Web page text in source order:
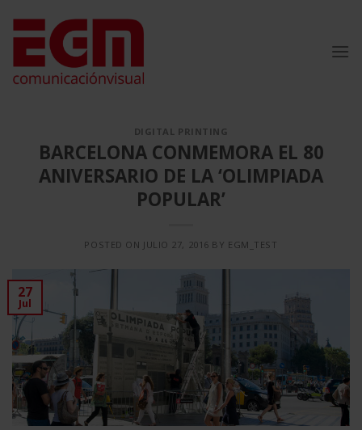
contenido
DIGITAL PRINTING
BARCELONA CONMEMORA EL 80
ANIVERSARIO DE LA ‘OLIMPIADA
POPULAR’
POSTED ON JULIO 27, 2016 BY EGM_TEST
27
Jul